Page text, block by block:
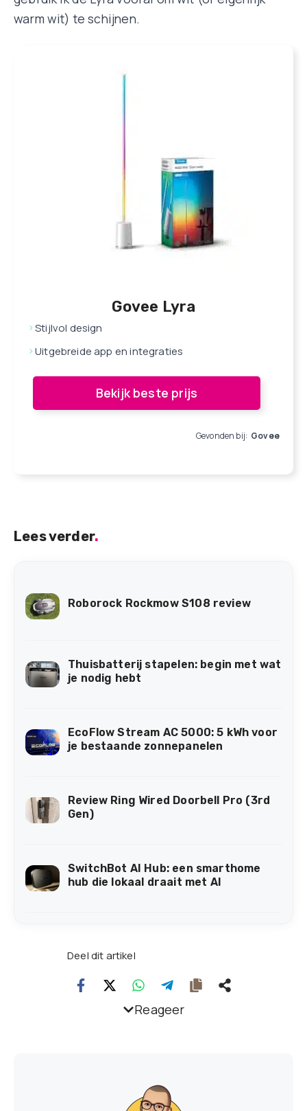
warm wit) te schijnen.
Govee Lyra
Stijlvol design
Uitgebreide app en integraties
Bekijk beste prijs
Gevonden bij: Govee
Lees verder.
Roborock Rockmow S108 review
Thuisbatterij stapelen: begin met wat
je nodig hebt
EcoFlow Stream AC 5000: 5 kWh voor
je bestaande zonnepanelen
Review Ring Wired Doorbell Pro (3rd
Gen)
SwitchBot AI Hub: een smarthome
hub die lokaal draait met AI
Deel dit artikel
Reageer